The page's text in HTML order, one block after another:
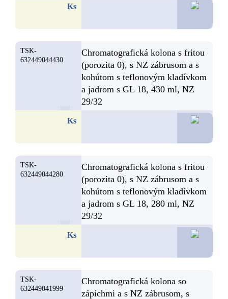
Ks
TSK-
632449044430
Chromatografická kolona s fritou
(porozita 0), s NZ zábrusom a s
kohútom s teflonovým kladívkom
a jadrom s GL 18, 430 ml, NZ
29/32
Ks
TSK-
632449044280
Chromatografická kolona s fritou
(porozita 0), s NZ zábrusom a s
kohútom s teflonovým kladívkom
a jadrom s GL 18, 280 ml, NZ
29/32
Ks
TSK-
632449041999
Chromatografická kolona so
zápichmi a s NZ zábrusom, s